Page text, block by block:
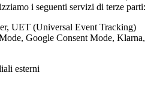
i seguenti servizi di terze parti:
UET (Universal Event Tracking)
Google Consent Mode, Klarna,
esterni